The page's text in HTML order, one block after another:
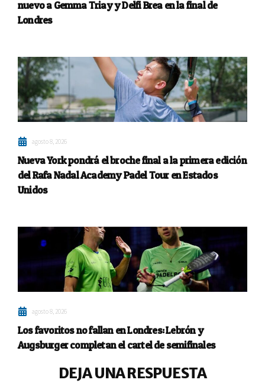
nuevo a Gemma Triay y Delfi Brea en la final de
Londres
agosto 8, 2026
Nueva York pondrá el broche final a la primera edición
del Rafa Nadal Academy Padel Tour en Estados
Unidos
agosto 8, 2026
Los favoritos no fallan en Londres: Lebrón y
Augsburger completan el cartel de semifinales
DEJA UNA RESPUESTA